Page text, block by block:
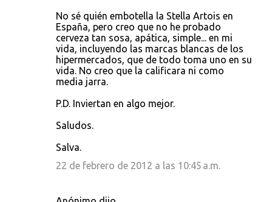
No sé quién embotella la Stella Artois en
España, pero creo que no he probado
cerveza tan sosa, apática, simple... en mi
vida, incluyendo las marcas blancas de los
hipermercados, que de todo toma uno en su
vida. No creo que la calificara ni como
media jarra.
P.D. Inviertan en algo mejor.
Saludos.
Salva.
22 de febrero de 2012 a las 10:45 a.m.